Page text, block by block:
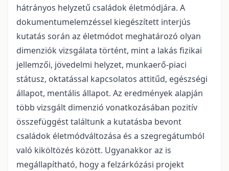
hátrányos helyzetű családok életmódjára. A
dokumentumelemzéssel kiegészített interjús
kutatás során az életmódot meghatározó olyan
dimenziók vizsgálata történt, mint a lakás fizikai
jellemzői, jövedelmi helyzet, munkaerő-piaci
státusz, oktatással kapcsolatos attitűd, egészségi
állapot, mentális állapot. Az eredmények alapján
több vizsgált dimenzió vonatkozásában pozitív
összefüggést találtunk a kutatásba bevont
családok életmódváltozása és a szegregátumból
való kiköltözés között. Ugyanakkor az is
megállapítható, hogy a felzárkózási projekt